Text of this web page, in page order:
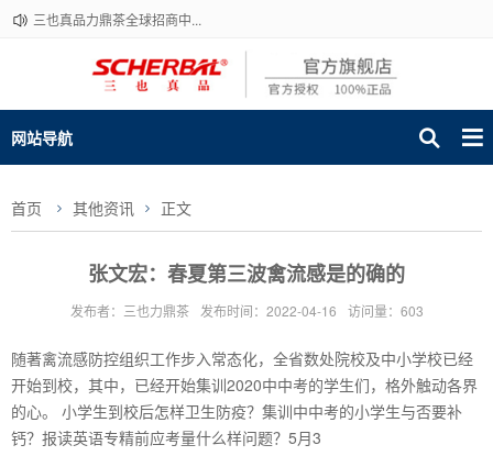
三也真品力鼎茶全球招商中...
网站导航
首页 其他资讯 正文
张文宏：春夏第三波禽流感是的确的
发布者：三也力鼎茶 发布时间：2022-04-16 访问量：603
随著禽流感防控组织工作步入常态化，全省数处院校及中小学校已经
开始到校，其中，已经开始集训2020中中考的学生们，格外触动各界
的心。 小学生到校后怎样卫生防疫？集训中中考的小学生与否要补
钙？报读英语专精前应考量什么样问题？5月3